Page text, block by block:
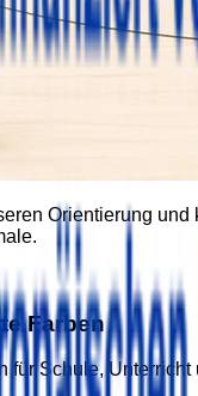
Orientierung
Farben
für Schule,